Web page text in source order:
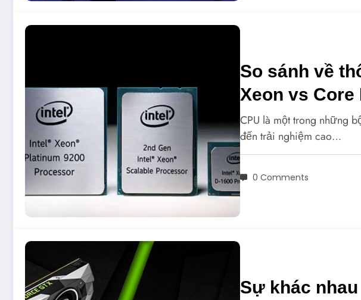
So sánh về
Xeon vs Core
CPU là một trong những
đến trải nghiệm cao…
0 Comments
Sự khác